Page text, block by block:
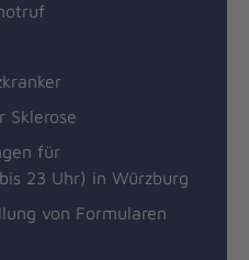
Sklerose
für
23 Uhr) in Würzburg
von Formularen